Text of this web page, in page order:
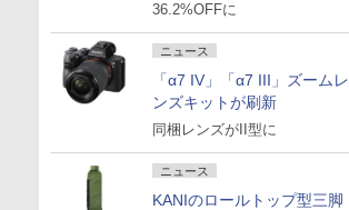
36.2%OFFに
ニュース
「α7 IV」「α7 III」ズームレ
ンズキットが刷新
同梱レンズがII型に
ニュース
KANIのロールトップ型三脚